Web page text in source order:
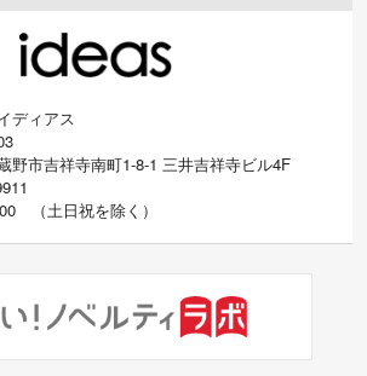
ディアス
野市吉祥寺南町1-8-1 三井吉祥寺ビル4F
（土日祝を除く）